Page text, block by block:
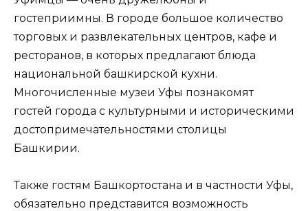
гостеприимны. В городе большое количество
торговых и развлекательных центров, кафе и
ресторанов, в которых предлагают блюда
национальной башкирской кухни.
Многочисленные музеи Уфы познакомят
гостей города с культурными и историческими
достопримечательностями столицы
Башкирии.
Также гостям Башкортостана и в частности Уфы,
обязательно представится возможность